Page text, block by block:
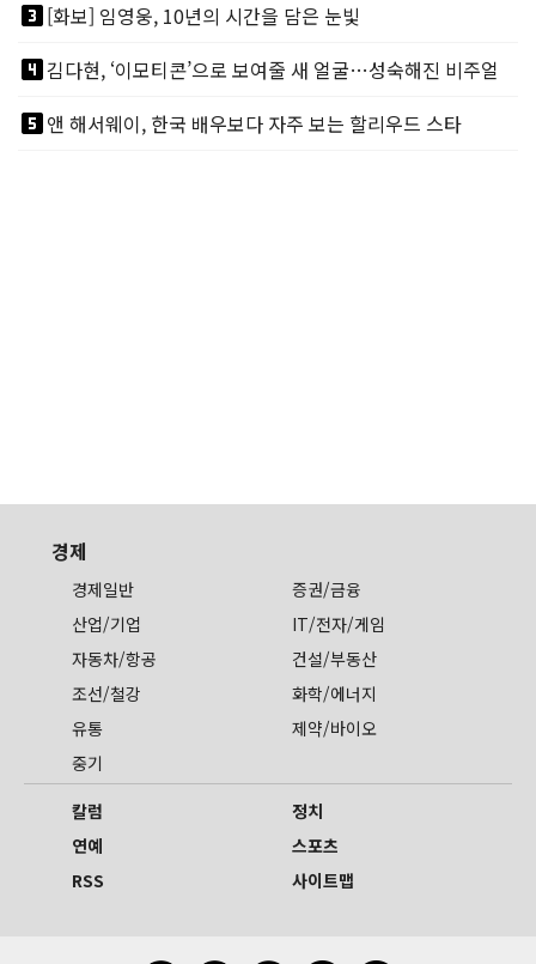
looks_3[화보] 임영웅, 10년의 시간을 담은 눈빛
looks_4김다현, ‘이모티콘’으로 보여줄 새 얼굴…성숙해진 비주얼
looks_5앤 해서웨이, 한국 배우보다 자주 보는 할리우드 스타
경제
경제일반
증권/금융
산업/기업
IT/전자/게임
자동차/항공
건설/부동산
조선/철강
화학/에너지
유통
제약/바이오
중기
칼럼
정치
연예
스포츠
RSS
사이트맵